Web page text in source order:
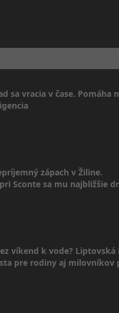
sa vracia v čase. Pomáha
zápach v Žiline.
Sconte sa mu najbližšie
víkend k vode? Liptovská
pre rodiny aj milovníkov